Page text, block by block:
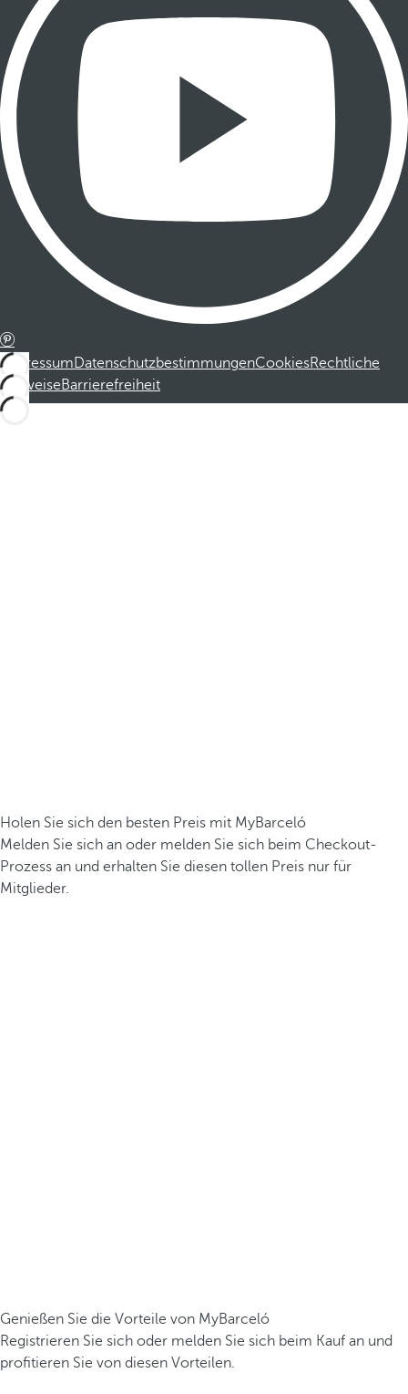
ImpressumDatenschutzbestimmungenCookiesRechtliche
HinweiseBarrierefreiheit
Holen Sie sich den besten Preis mit MyBarceló
Melden Sie sich an oder melden Sie sich beim Checkout-
Prozess an und erhalten Sie diesen tollen Preis nur für
Mitglieder.
Genießen Sie die Vorteile von MyBarceló
Registrieren Sie sich oder melden Sie sich beim Kauf an und
profitieren Sie von diesen Vorteilen.